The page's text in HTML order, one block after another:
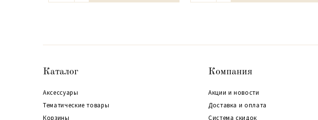
Каталог
Аксессуары
Тематические товары
Корзины
Компания
Акции и новости
Доставка и оплата
Система скидок